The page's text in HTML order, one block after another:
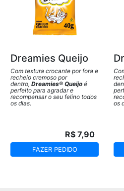
Dreamies Queijo
Com textura crocante por fora e
recheio cremoso por
dentro, Dreamies® Queijo é
perfeito para agradar e
recompensar o seu felino todos
os dias.
R$ 7,90
FAZER PEDIDO
os